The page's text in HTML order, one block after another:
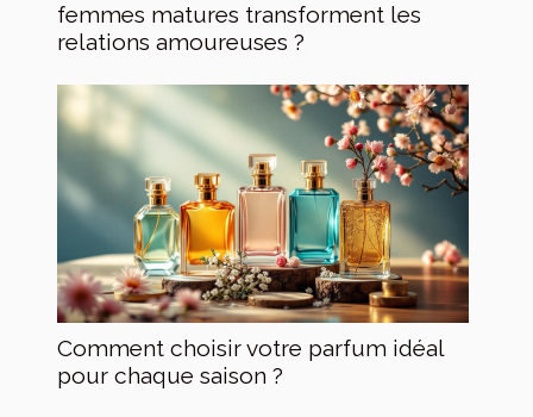
femmes matures transforment les
relations amoureuses ?
Comment choisir votre parfum idéal
pour chaque saison ?